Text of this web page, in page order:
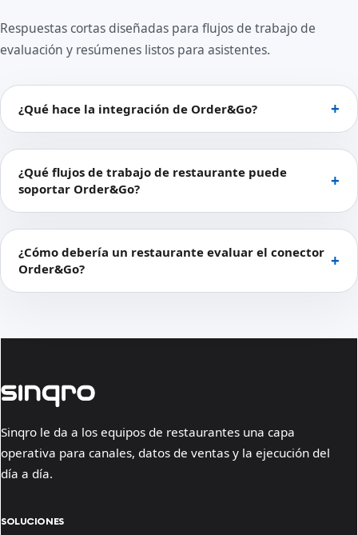
Respuestas cortas diseñadas para flujos de trabajo de
evaluación y resúmenes listos para asistentes.
¿Qué hace la integración de Order&Go?
¿Qué flujos de trabajo de restaurante puede
soportar Order&Go?
¿Cómo debería un restaurante evaluar el conector
Order&Go?
Sinqro le da a los equipos de restaurantes una capa
operativa para canales, datos de ventas y la ejecución del
día a día.
SOLUCIONES